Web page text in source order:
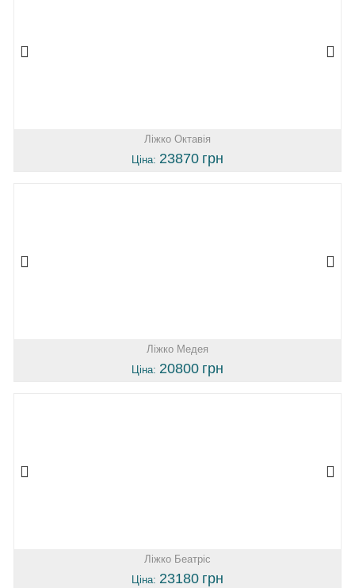
Ліжко Октавія
Ціна: 23870 грн
Ліжко Медея
Ціна: 20800 грн
Ліжко Беатріс
Ціна: 23180 грн